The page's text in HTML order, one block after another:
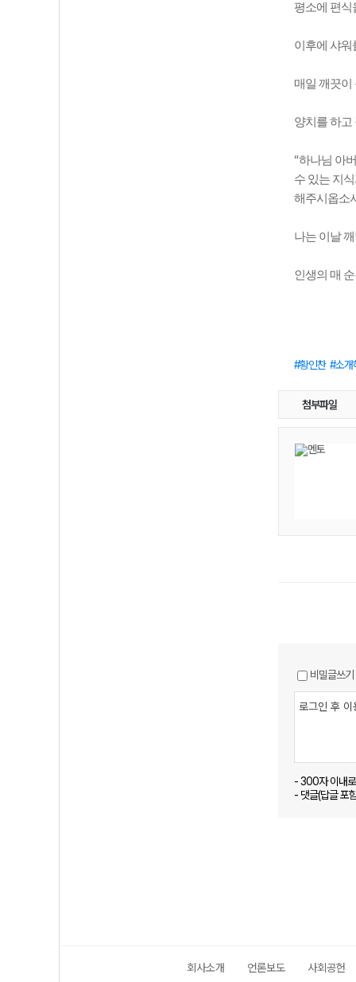
평소에 편식
이후에 샤워
매일 깨끗이
양치를 하고
“하나님 아
수 있는 지
해주시옵소
나는 이날
인생의 매
황인찬 소개
첨부파일
비밀글쓰기
- 300자 이내
- 댓글(답글 포
회사소개 언론보도 사회공헌